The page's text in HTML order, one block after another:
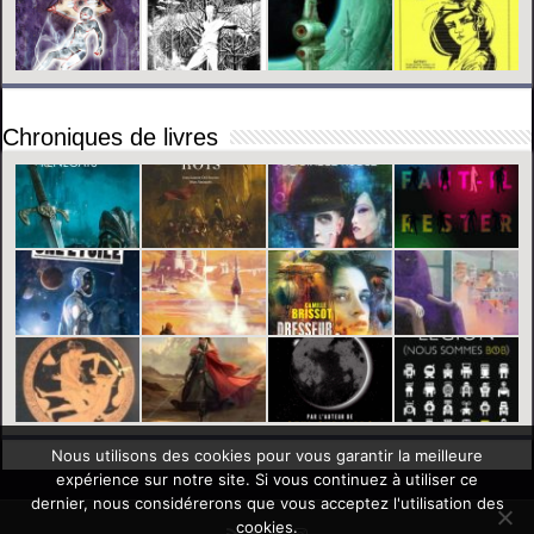
Chroniques de livres
Nous utilisons des cookies pour vous garantir la meilleure
expérience sur notre site. Si vous continuez à utiliser ce
dernier, nous considérerons que vous acceptez l'utilisation des
cookies.